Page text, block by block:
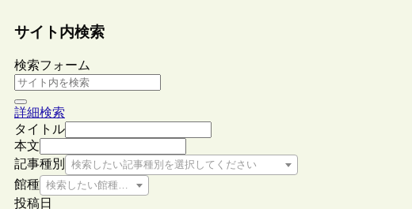
サイト内検索
検索フォーム
詳細検索
タイトル
本文
記事種別
検索したい記事種別を選択してください
館種 検索したい館種を選択してください
投稿日